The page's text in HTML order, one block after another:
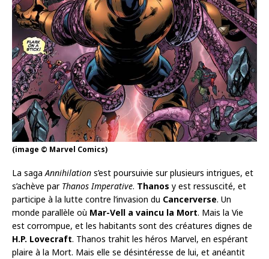
(image © Marvel Comics)
La sagaAnnihilation s’est poursuivie sur plusieurs intrigues, et
s’achève par Thanos Imperative. Thanos y est ressuscité, et
participe à la lutte contre l’invasion du Cancerverse. Un
monde parallèle où Mar-Vell a vaincu la Mort. Mais la Vie
est corrompue, et les habitants sont des créatures dignes de
H.P. Lovecraft. Thanos trahit les héros Marvel, en espérant
plaire à la Mort. Mais elle se désintéresse de lui, et anéantit